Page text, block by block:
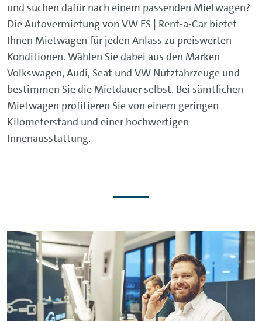
und suchen dafür nach einem passenden Mietwagen?
Die Autovermietung von VW FS | Rent-a-Car bietet
Ihnen Mietwagen für jeden Anlass zu preiswerten
Konditionen. Wählen Sie dabei aus den Marken
Volkswagen, Audi, Seat und VW Nutzfahrzeuge und
bestimmen Sie die Mietdauer selbst. Bei sämtlichen
Mietwagen profitieren Sie von einem geringen
Kilometerstand und einer hochwertigen
Innenausstattung.